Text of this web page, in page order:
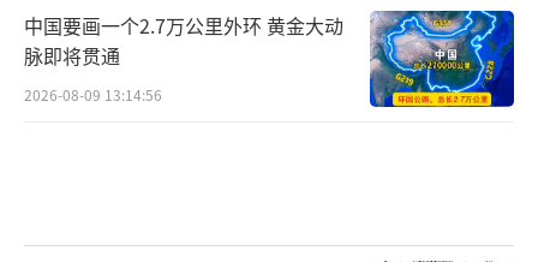
中国要画一个2.7万公里外环 黄金大动
脉即将贯通
2026-08-09 13:14:56